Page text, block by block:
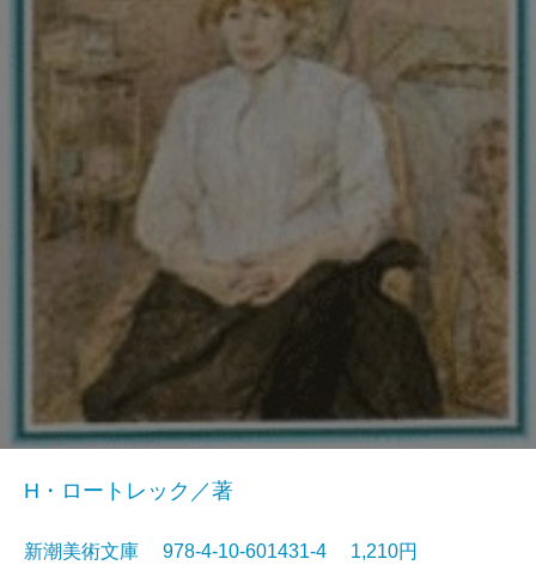
H・ロートレック／著
新潮美術文庫 978-4-10-601431-4 1,210円